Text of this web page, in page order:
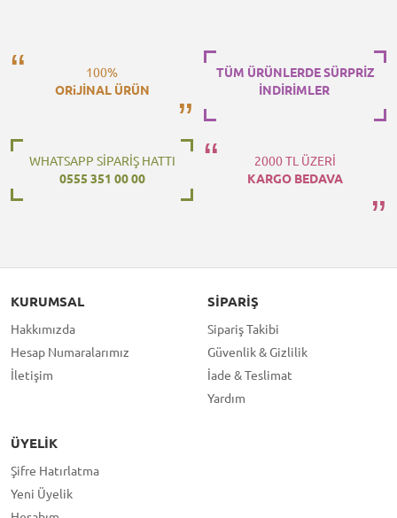
100%
ORiJİNAL ÜRÜN
TÜM ÜRÜNLERDE SÜRPRİZ
İNDİRİMLER
WHATSAPP SİPARİŞ HATTI
0555 351 00 00
2000 TL ÜZERİ
KARGO BEDAVA
KURUMSAL
Hakkımızda
Hesap Numaralarımız
İletişim
SIPARIŞ
Sipariş Takibi
Güvenlik & Gizlilik
İade & Teslimat
Yardım
ÜYELIK
Şifre Hatırlatma
Yeni Üyelik